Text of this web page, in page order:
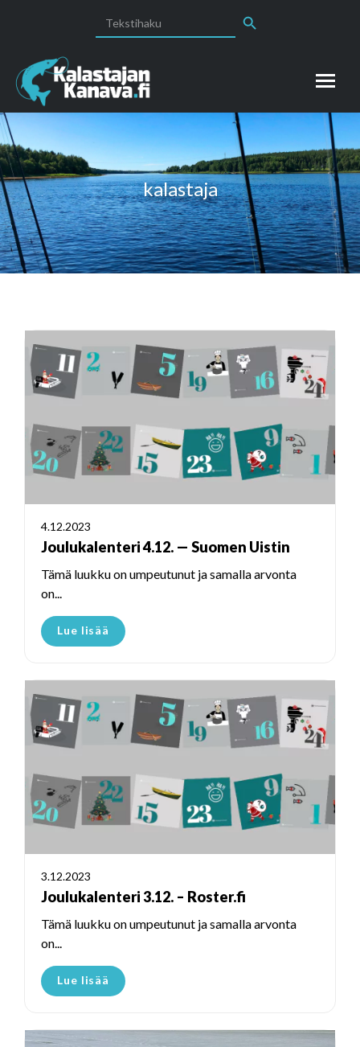
for:
kalastaja
4.12.2023
Joulukalenteri 4.12. — Suomen Uistin
Tämä luukku on umpeutunut ja samalla arvonta
on...
Lue lisää
3.12.2023
Joulukalenteri 3.12. – Roster.fi
Tämä luukku on umpeutunut ja samalla arvonta
on...
Lue lisää